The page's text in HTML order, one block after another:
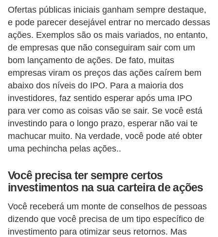
Ofertas públicas iniciais ganham sempre destaque,
e pode parecer desejável entrar no mercado dessas
ações. Exemplos são os mais variados, no entanto,
de empresas que não conseguiram sair com um
bom lançamento de ações. De fato, muitas
empresas viram os preços das ações caírem bem
abaixo dos níveis do IPO. Para a maioria dos
investidores, faz sentido esperar após uma IPO
para ver como as coisas vão se sair. Se você está
investindo para o longo prazo, esperar não vai te
machucar muito. Na verdade, você pode até obter
uma pechincha pelas ações..
Você precisa ter sempre certos
investimentos na sua carteira de ações
Você receberá um monte de conselhos de pessoas
dizendo que você precisa de um tipo específico de
investimento para otimizar seus retornos. Mas
a
ç
ã
o
P
u
p
a
n
a
o